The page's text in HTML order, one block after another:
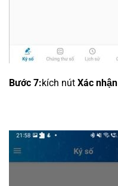
Bước 7:kích nút Xác nhận